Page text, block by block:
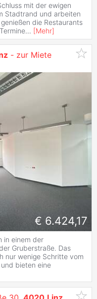
mit der ewigen
Stadtrand und arbeiten
die Restaurants
... [Mehr]
- zur Miete
€ 6.424,17
in einem der
Gruberstraße. Das
nur wenige Schritte vom
bieten eine